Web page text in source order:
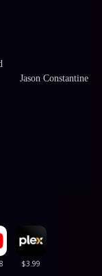
Jason Constantine